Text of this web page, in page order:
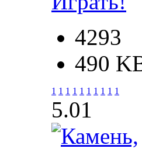
4293
490
1 1 1 1 1 1 1 1 1 1
5.01